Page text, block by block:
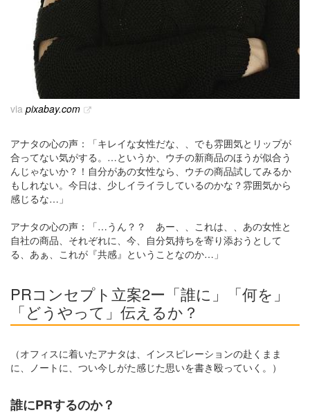
via pixabay.com
アナタの心の声：「キレイな女性だな、、でも雰囲気とリップが
合ってない気がする。…というか、ウチの新商品のほうが似合う
んじゃないか？！自分があの女性なら、ウチの商品試してみるか
もしれない。今日は、少しイライラしているのかな？雰囲気から
感じるな…」
アナタの心の声：「…うん？？ あー、、これは、、あの女性と
自社の商品、それぞれに、今、自分気持ちを寄り添おうとして
る、あぁ、これが『共感』ということなのか…」
PRコンセプト立案2ー「誰に」「何を」
「どうやって」伝えるか？
（オフィスに着いたアナタは、インスピレーションの赴くまま
に、ノートに、つい今しがた感じた思いを書き殴っていく。）
誰にPRするのか？